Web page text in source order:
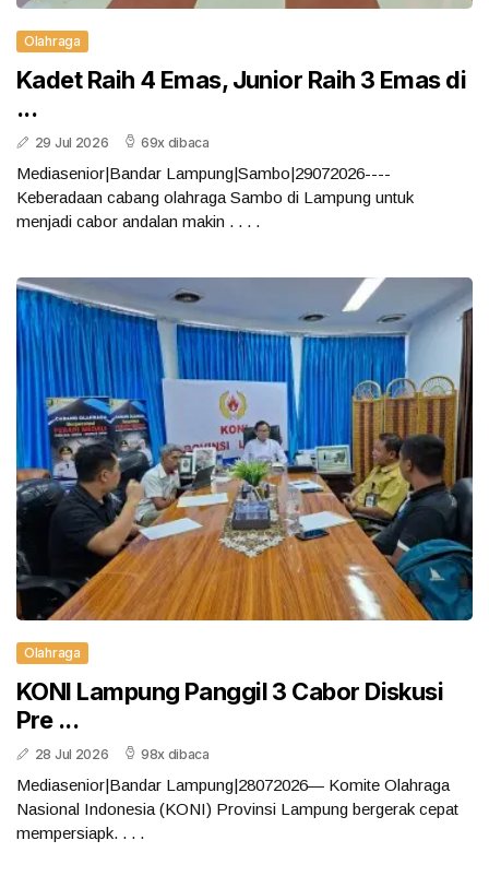
Olahraga
Kadet Raih 4 Emas, Junior Raih 3 Emas di
...
29 Jul 2026 69x dibaca
Mediasenior|Bandar Lampung|Sambo|29072026----
Keberadaan cabang olahraga Sambo di Lampung untuk
menjadi cabor andalan makin . . . .
Olahraga
KONI Lampung Panggil 3 Cabor Diskusi
Pre ...
28 Jul 2026 98x dibaca
Mediasenior|Bandar Lampung|28072026— Komite Olahraga
Nasional Indonesia (KONI) Provinsi Lampung bergerak cepat
mempersiapk. . . .